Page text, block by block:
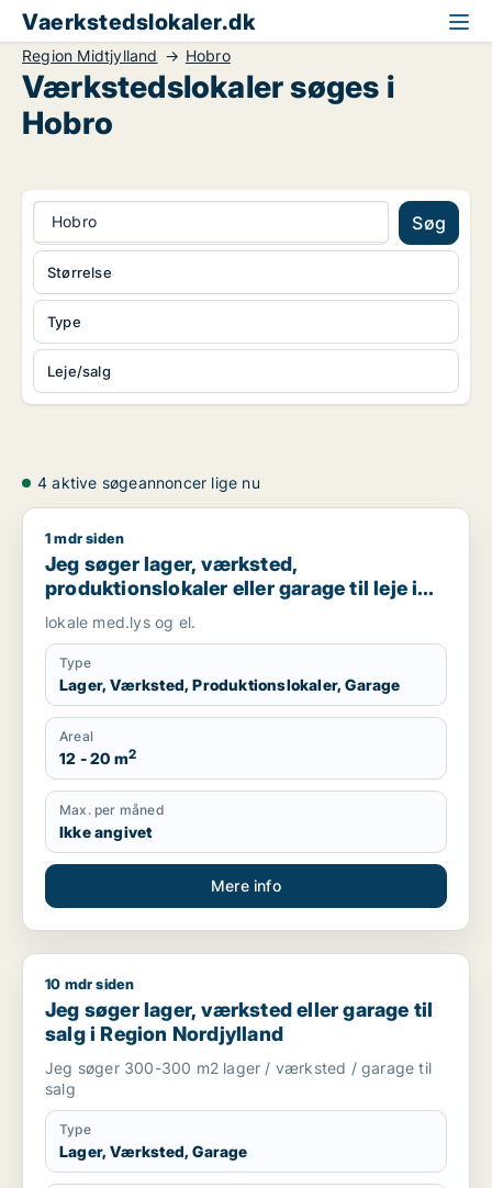
Vaerkstedslokaler.dk
Region Midtjylland Hobro
Værkstedslokaler søges i
Hobro
Hobro Søg
Type
Leje/salg
Størrelse
4 aktive søgeannoncer lige nu
Jeg søger lager, værksted, produktionslokaler eller garage
1 mdr siden
Jeg søger lager, værksted,
produktionslokaler eller garage til leje i
Tjele, Fårup eller Mariagerfjord m.fl.
lokale med.lys og el.
Type
Lager, Værksted, Produktionslokaler, Garage
Areal
12 - 20 m2
Max. per måned
Ikke angivet
Mere info
Jeg søger lager, værksted eller garage til salg i Region
10 mdr siden
Jeg søger lager, værksted eller garage til
salg i Region Nordjylland
Jeg søger 300-300 m2 lager / værksted / garage til
salg
Type
Lager, Værksted, Garage